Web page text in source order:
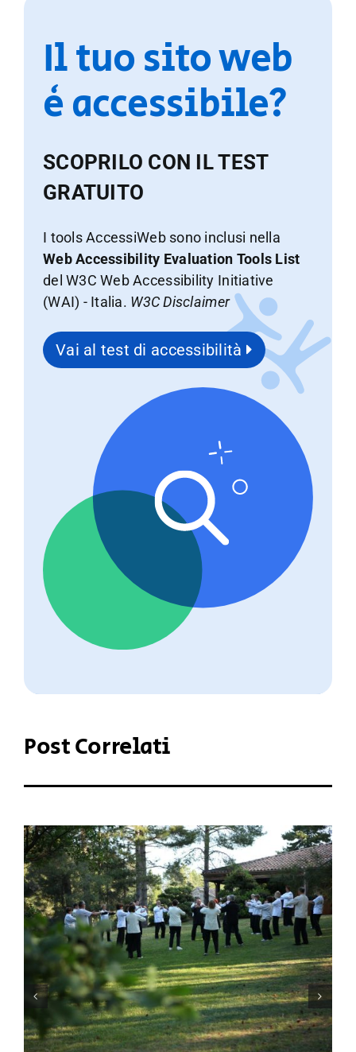
Il tuo sito web
è accessibile?
SCOPRILO CON IL TEST
GRATUITO
I tools AccessiWeb sono inclusi nella
Web Accessibility Evaluation Tools List
del W3C Web Accessibility Initiative
(WAI) - Italia. W3C Disclaimer
Vai al test di accessibilità
Post Correlati